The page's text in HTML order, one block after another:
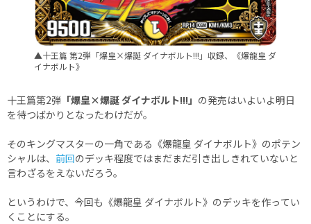
▲十王篇 第2弾「爆皇×爆誕 ダイナボルト!!!」収録、《爆龍皇 ダ
イナボルト》
十王篇第2弾 「爆皇×爆誕 ダイナボルト!!!」 の発売はいよいよ明日
を待つばかりとなったわけだが。
そのキングマスターの一角である《爆龍皇 ダイナボルト》のポテン
シャルは、 前回のデッキ程度ではまだまだ引き出しきれていないと
言わざるをえないだろう。
というわけで、今回も《爆龍皇 ダイナボルト》のデッキを作ってい
くことにする。